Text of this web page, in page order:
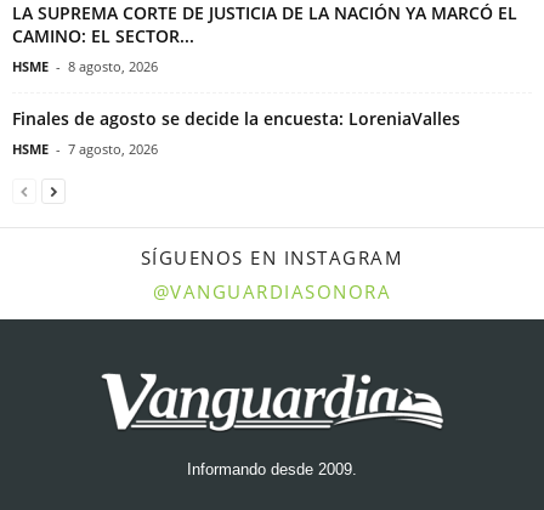
LA SUPREMA CORTE DE JUSTICIA DE LA NACIÓN YA MARCÓ EL
CAMINO: EL SECTOR...
HSME - 8 agosto, 2026
Finales de agosto se decide la encuesta: LoreniaValles
HSME - 7 agosto, 2026
SÍGUENOS EN INSTAGRAM
@VANGUARDIASONORA
Informando desde 2009.